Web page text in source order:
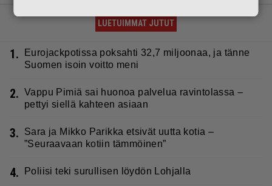
LUETUIMMAT JUTUT
1.
Eurojackpotissa poksahti 32,7 miljoonaa, ja tänne
Suomen isoin voitto meni
2. Vappu Pimiä sai huonoa palvelua ravintolassa –
pettyi siellä kahteen asiaan
3.
Sara ja Mikko Parikka etsivät uutta kotia –
”Seuraavaan kotiin tämmöinen”
4. Poliisi teki surullisen löydön Lohjalla